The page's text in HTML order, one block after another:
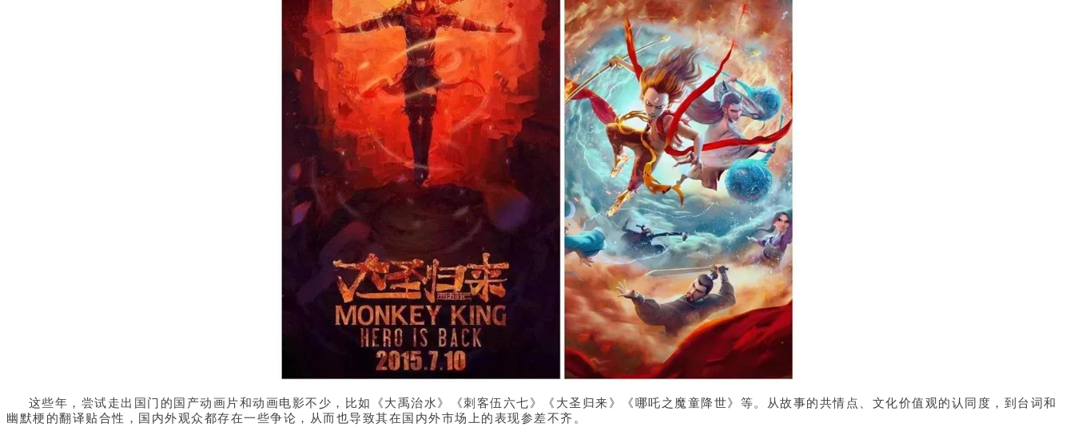
这些年，尝试走出国门的国产动画片和动画电影不少，比如《大禹治水》《刺客伍六七》《大圣归来》《哪吒之魔童降世》等。从故事的共情点、文化价值观的认同度，到台词和
幽默梗的翻译贴合性，国内外观众都存在一些争论，从而也导致其在国内外市场上的表现参差不齐。